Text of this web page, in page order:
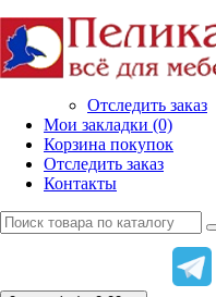
Отследить заказ
Мои закладки (0)
Корзина покупок
Отследить заказ
Контакты